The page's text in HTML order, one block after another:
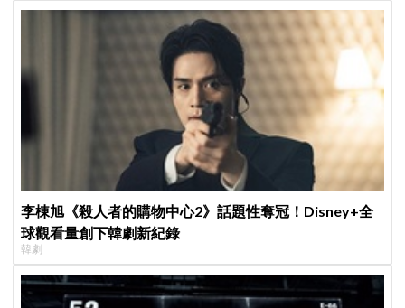
李棟旭《殺人者的購物中心2》話題性奪冠！Disney+全
球觀看量創下韓劇新紀錄
韓劇